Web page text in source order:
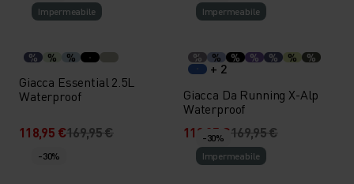
Impermeabile
% % %
Giacca Essential 2.5L
Waterproof
118,95 €169,95 €
Impermeabile
% % % % % % %
+ 2
Giacca Da Running X-Alp
Waterproof
118,95 €169,95 €
-30%
-30%
Impermeabile